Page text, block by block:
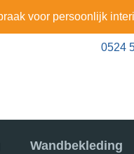
voor persoonlijk
0524
Wandbekleding